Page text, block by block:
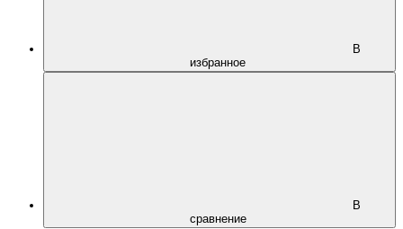
В
избранное
В
сравнение